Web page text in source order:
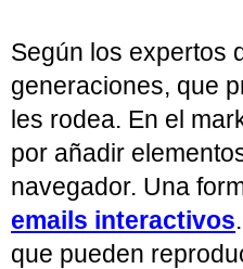
Según los expertos
generaciones, que
les rodea. En el
por añadir
navegador. Una
emails interactivos
que pueden